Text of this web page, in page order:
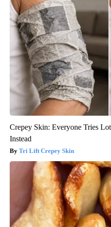
Crepey Skin: Everyone Tries
Instead
Tri Lift Crepey Skin